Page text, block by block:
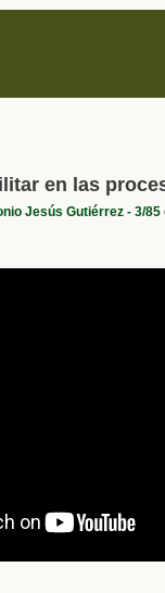
en las
Jesús Gutiérrez - 3/85